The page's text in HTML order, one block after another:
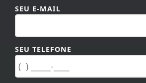
SEU E-MAIL
SEU TELEFONE